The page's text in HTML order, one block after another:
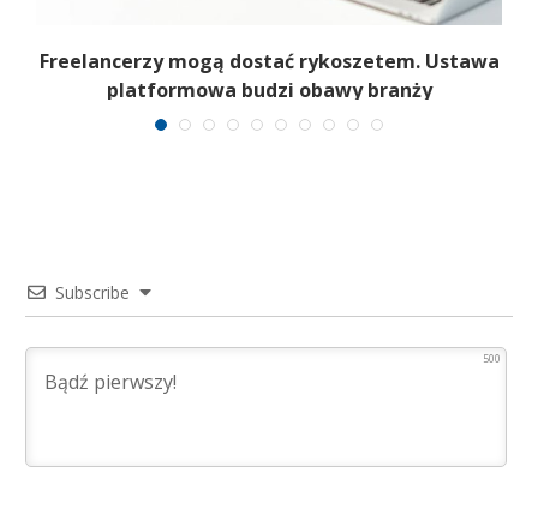
Freelancerzy mogą dostać rykoszetem. Ustawa
platformowa budzi obawy branży
Subscribe
500